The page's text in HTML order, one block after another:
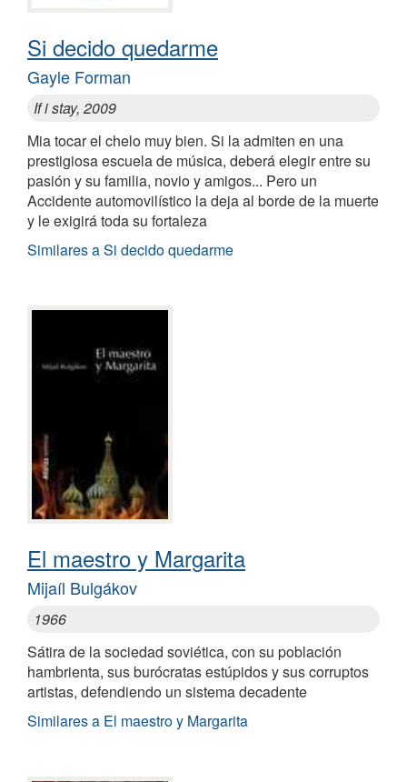
Si decido quedarme
Gayle Forman
If i stay, 2009
Mia tocar el chelo muy bien. Si la admiten en una
prestigiosa escuela de música, deberá elegir entre su
pasión y su familia, novio y amigos... Pero un
Accidente automovilístico la deja al borde de la muerte
y le exigirá toda su fortaleza
Similares a Si decido quedarme
El maestro y Margarita
Mijaíl Bulgákov
1966
Sátira de la sociedad soviética, con su población
hambrienta, sus burócratas estúpidos y sus corruptos
artistas, defendiendo un sistema decadente
Similares a El maestro y Margarita